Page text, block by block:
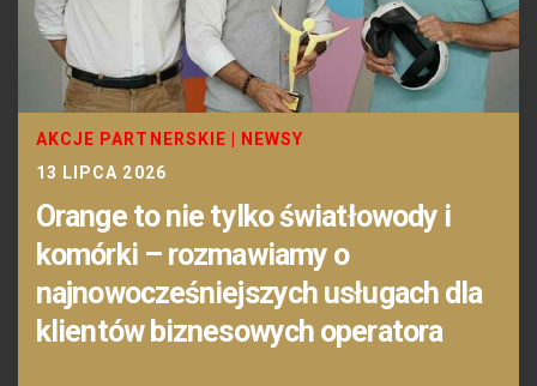
AKCJE PARTNERSKIE
NEWSY
13 LIPCA 2026
Orange to nie tylko światłowody i
komórki – rozmawiamy o
najnowocześniejszych usługach dla
klientów biznesowych operatora